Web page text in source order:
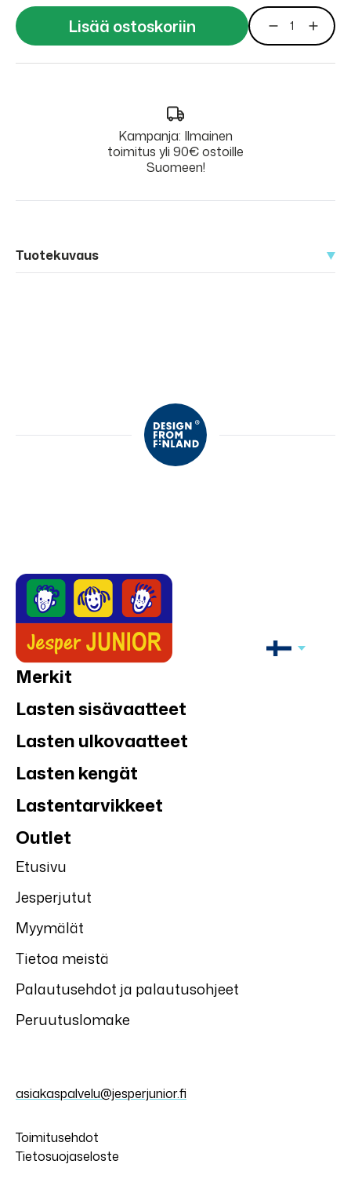
Lisää ostoskoriin
Kampanja: Ilmainen
toimitus yli 90€ ostoille
Suomeen!
Tuotekuvaus
Merkit
Lasten sisävaatteet
Lasten ulkovaatteet
Lasten kengät
Lastentarvikkeet
Outlet
Etusivu
Jesperjutut
Myymälät
Tietoa meistä
Palautusehdot ja palautusohjeet
Peruutuslomake
asiakaspalvelu@jesperjunior.fi
Toimitusehdot
Tietosuojaseloste